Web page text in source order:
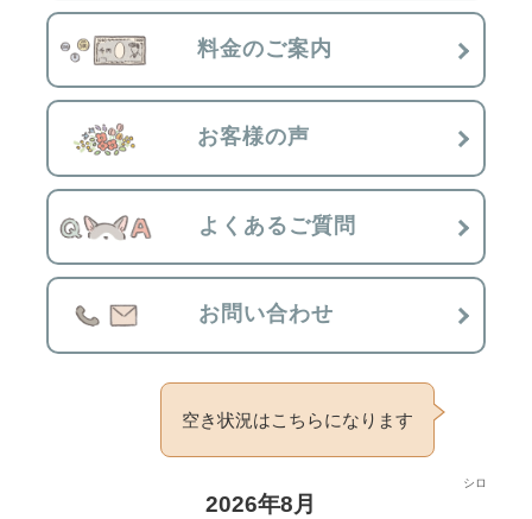
料金のご案内
お客様の声
よくあるご質問
お問い合わせ
シロ
空き状況はこちらになります
2026年8月